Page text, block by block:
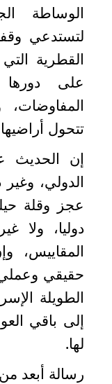
الوساطة
لتستدعي
القطرية
على
تتحول
إن الحديث
الدولي،
عجز وقلة
دوليا،
المقاييس،
حقيقي
الطويلة
إلى باقي
لها.
رسالة أبعد